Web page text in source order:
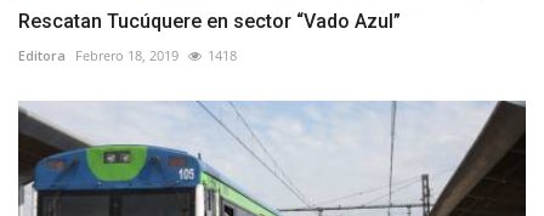
Rescatan Tucúquere en sector “Vado Azul”
Editora Febrero 18, 2019 1418